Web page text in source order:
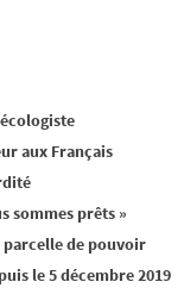
aux Français
sommes prêts »
parcelle de pouvoir
le 5 décembre 2019